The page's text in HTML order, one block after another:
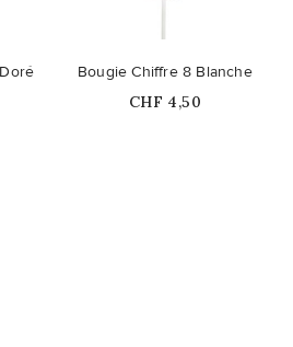
Bougie Chiffre 8 Blanche
Prix
CHF 4,50